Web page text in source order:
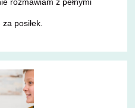
posiłek.